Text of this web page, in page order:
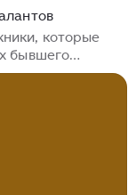
которые
бывшего
и создали